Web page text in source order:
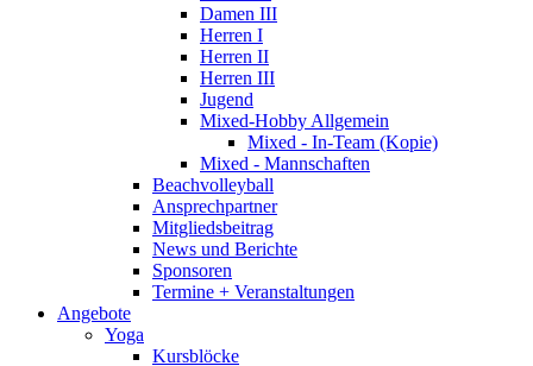
Damen III
Herren I
Herren II
Herren III
Jugend
Mixed-Hobby Allgemein
Mixed - In-Team (Kopie)
Mixed - Mannschaften
Beachvolleyball
Ansprechpartner
Mitgliedsbeitrag
News und Berichte
Sponsoren
Termine + Veranstaltungen
Angebote
Yoga
Kursblöcke